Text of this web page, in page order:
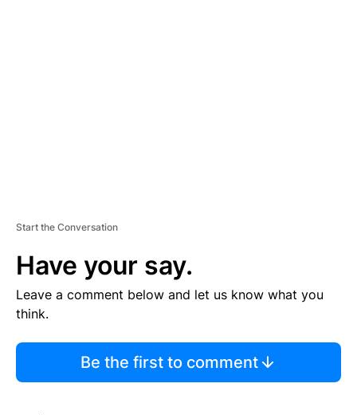
Start the Conversation
Have your say.
Leave a comment below and let us know what you
think.
Be the first to comment